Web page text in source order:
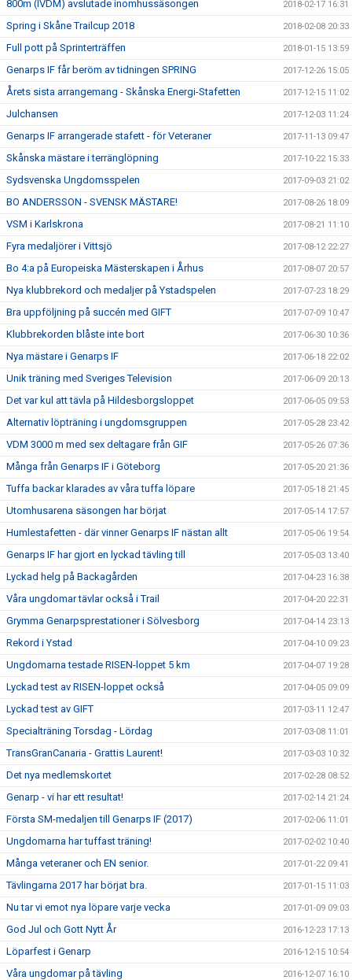
800m (IVDM) avslutade inomhussäsongen 2018-02-17 16:31
Spring i Skåne Trailcup 2018 2018-02-08 20:33
Full pott på Sprinterträffen 2018-01-15 13:59
Genarps IF får beröm av tidningen SPRING 2017-12-26 15:05
Årets sista arrangemang - Skånska Energi-Stafetten 2017-12-15 11:02
Julchansen 2017-12-03 11:24
Genarps IF arrangerade stafett - för Veteraner 2017-11-13 09:47
Skånska mästare i terränglöpning 2017-10-22 15:33
Sydsvenska Ungdomsspelen 2017-09-03 21:02
BO ANDERSSON - SVENSK MÄSTARE! 2017-08-26 18:09
VSM i Karlskrona 2017-08-21 11:10
Fyra medaljörer i Vittsjö 2017-08-12 22:27
Bo 4:a på Europeiska Mästerskapen i Århus 2017-08-07 20:57
Nya klubbrekord och medaljer på Ystadspelen 2017-07-23 18:29
Bra uppföljning på succén med GIFT 2017-07-09 10:47
Klubbrekorden blåste inte bort 2017-06-30 10:36
Nya mästare i Genarps IF 2017-06-18 22:02
Unik träning med Sveriges Television 2017-06-09 20:13
Det var kul att tävla på Hildesborgsloppet 2017-06-05 09:53
Alternativ löpträning i ungdomsgruppen 2017-05-28 23:42
VDM 3000 m med sex deltagare från GIF 2017-05-26 07:36
Många från Genarps IF i Göteborg 2017-05-20 21:36
Tuffa backar klarades av våra tuffa löpare 2017-05-18 21:45
Utomhusarena säsongen har börjat 2017-05-14 17:57
Humlestafetten - där vinner Genarps IF nästan allt 2017-05-06 19:54
Genarps IF har gjort en lyckad tävling till 2017-05-03 13:40
Lyckad helg på Backagården 2017-04-23 16:38
Våra ungdomar tävlar också i Trail 2017-04-20 22:31
Grymma Genarpsprestationer i Sölvesborg 2017-04-14 23:13
Rekord i Ystad 2017-04-10 09:23
Ungdomarna testade RISEN-loppet 5 km 2017-04-07 19:28
Lyckad test av RISEN-loppet också 2017-04-05 09:09
Lyckad test av GIFT 2017-03-11 12:47
Specialträning Torsdag - Lördag 2017-03-08 11:01
TransGranCanaria - Grattis Laurent! 2017-03-03 10:32
Det nya medlemskortet 2017-02-28 08:52
Genarp - vi har ett resultat! 2017-02-14 21:24
Första SM-medaljen till Genarps IF (2017) 2017-02-06 11:01
Ungdomarna har tuffast träning! 2017-02-02 10:40
Många veteraner och EN senior. 2017-01-22 09:41
Tävlingarna 2017 har börjat bra. 2017-01-15 11:03
Nu tar vi emot nya löpare varje vecka 2017-01-09 09:03
God Jul och Gott Nytt År 2016-12-23 17:13
Löparfest i Genarp 2016-12-15 10:54
Våra ungdomar på tävling 2016-12-07 16:10